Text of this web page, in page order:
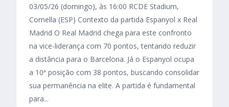
03/05/26 (domingo), às 16:00 RCDE Stadium,
Cornella (ESP) Contexto da partida Espanyol x Real
Madrid O Real Madrid chega para este confronto
na vice-liderança com 70 pontos, tentando reduzir
a distância para o Barcelona. Já o Espanyol ocupa
a 10ª posição com 38 pontos, buscando consolidar
sua permanência na elite. A partida é fundamental
para...